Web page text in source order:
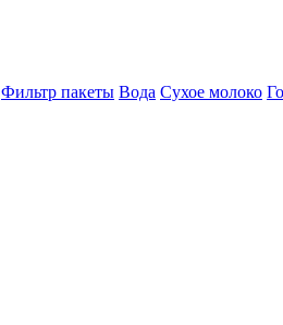
Фильтр пакеты Вода Сухое молоко